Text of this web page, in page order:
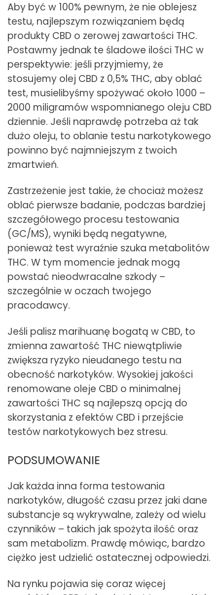
Aby być w 100% pewnym, że nie oblejesz
testu, najlepszym rozwiązaniem będą
produkty CBD o zerowej zawartości THC.
Postawmy jednak te śladowe ilości THC w
perspektywie: jeśli przyjmiemy, że
stosujemy olej CBD z 0,5% THC, aby oblać
test, musielibyśmy spożywać około 1000 –
2000 miligramów wspomnianego oleju CBD
dziennie. Jeśli naprawdę potrzeba aż tak
dużo oleju, to oblanie testu narkotykowego
powinno być najmniejszym z twoich
zmartwień.
Zastrzeżenie jest takie, że chociaż możesz
oblać pierwsze badanie, podczas bardziej
szczegółowego procesu testowania
(GC/MS), wyniki będą negatywne,
ponieważ test wyraźnie szuka metabolitów
THC. W tym momencie jednak mogą
powstać nieodwracalne szkody –
szczególnie w oczach twojego
pracodawcy.
Jeśli palisz marihuanę bogatą w CBD, to
zmienna zawartość THC niewątpliwie
zwiększa ryzyko nieudanego testu na
obecność narkotyków. Wysokiej jakości
renomowane oleje CBD o minimalnej
zawartości THC są najlepszą opcją do
skorzystania z efektów CBD i przejście
testów narkotykowych bez stresu.
PODSUMOWANIE
Jak każda inna forma testowania
narkotyków, długość czasu przez jaki dane
substancje są wykrywalne, zależy od wielu
czynników – takich jak spożyta ilość oraz
sam metabolizm. Prawdę mówiąc, bardzo
ciężko jest udzielić ostatecznej odpowiedzi.
Na rynku pojawia się coraz więcej